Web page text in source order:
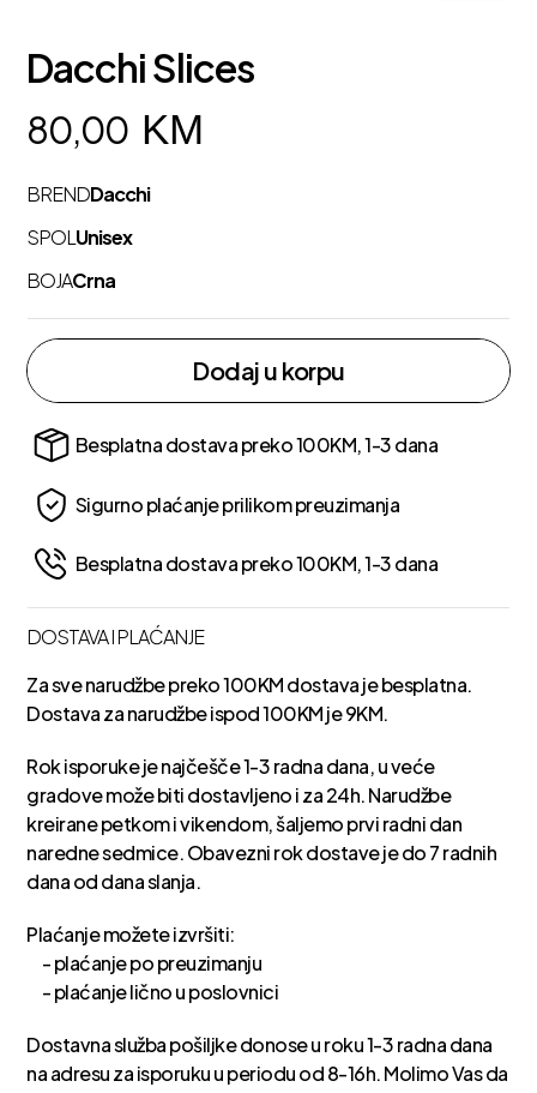
Dacchi Slices
80,00 KM
BRENDDacchi
SPOL Unisex
BOJACrna
Dodaj u korpu
Besplatna dostava preko 100KM, 1-3 dana
Sigurno plaćanje prilikom preuzimanja
Besplatna dostava preko 100KM, 1-3 dana
DOSTAVA I PLAĆANJE
Za sve narudžbe preko 100KM dostava je besplatna.
Dostava za narudžbe ispod 100KM je 9KM.
Rok isporuke je najčešče 1-3 radna dana, u veće
gradove može biti dostavljeno i za 24h. Narudžbe
kreirane petkom i vikendom, šaljemo prvi radni dan
naredne sedmice. Obavezni rok dostave je do 7 radnih
dana od dana slanja.
Plaćanje možete izvršiti:
- plaćanje po preuzimanju
- plaćanje lično u poslovnici
Dostavna služba pošiljke donose u roku 1-3 radna dana
na adresu za isporuku u periodu od 8-16h. Molimo Vas da